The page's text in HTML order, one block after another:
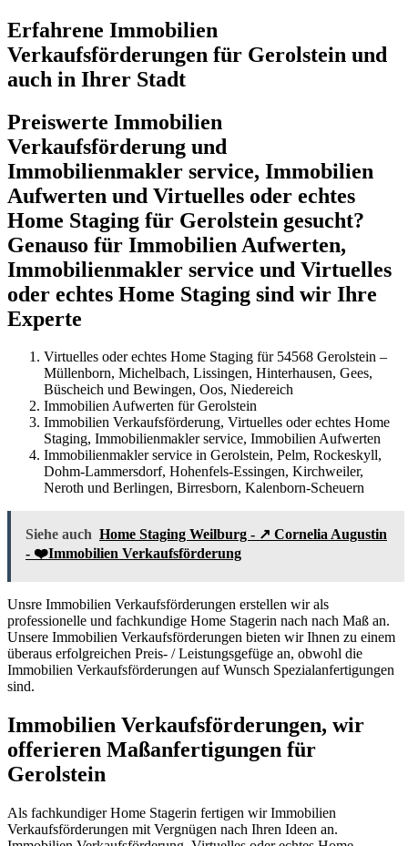
Erfahrene Immobilien
Verkaufsförderungen für Gerolstein und
auch in Ihrer Stadt
Preiswerte Immobilien
Verkaufsförderung und
Immobilienmakler service, Immobilien
Aufwerten und Virtuelles oder echtes
Home Staging für Gerolstein gesucht?
Genauso für Immobilien Aufwerten,
Immobilienmakler service und Virtuelles
oder echtes Home Staging sind wir Ihre
Experte
Virtuelles oder echtes Home Staging für 54568 Gerolstein –
Müllenborn, Michelbach, Lissingen, Hinterhausen, Gees,
Büscheich und Bewingen, Oos, Niedereich
Immobilien Aufwerten für Gerolstein
Immobilien Verkaufsförderung, Virtuelles oder echtes Home
Staging, Immobilienmakler service, Immobilien Aufwerten
Immobilienmakler service in Gerolstein, Pelm, Rockeskyll,
Dohm-Lammersdorf, Hohenfels-Essingen, Kirchweiler,
Neroth und Berlingen, Birresborn, Kalenborn-Scheuern
Siehe auch Home Staging Weilburg - ↗️ Cornelia Augustin
- ❤️Immobilien Verkaufsförderung
Unsre Immobilien Verkaufsförderungen erstellen wir als
professionelle und fachkundige Home Stagerin nach nach Maß an.
Unsere Immobilien Verkaufsförderungen bieten wir Ihnen zu einem
überaus erfolgreichen Preis- / Leistungsgefüge an, obwohl die
Immobilien Verkaufsförderungen auf Wunsch Spezialanfertigungen
sind.
Immobilien Verkaufsförderungen, wir
offerieren Maßanfertigungen für
Gerolstein
Als fachkundiger Home Stagerin fertigen wir Immobilien
Verkaufsförderungen mit Vergnügen nach Ihren Ideen an.